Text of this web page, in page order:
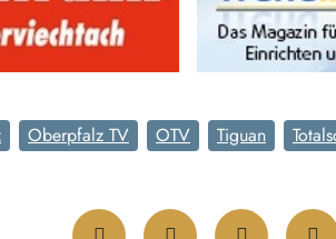
Oberpfalz TV OTV Tiguan